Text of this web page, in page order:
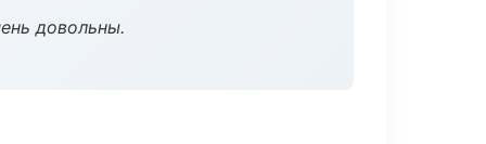
довольны.